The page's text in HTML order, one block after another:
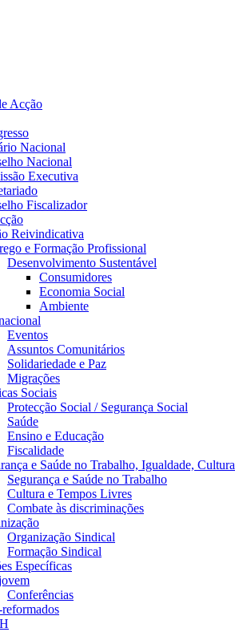
Acção
Nacional
Nacional
Executiva
Fiscalizador
Reivindicativa
e Formação Profissional
Desenvolvimento Sustentável
Consumidores
Economia Social
Ambiente
Eventos
Assuntos Comunitários
Solidariedade e Paz
Migrações
Sociais
Protecção Social / Segurança Social
Saúde
Ensino e Educação
Fiscalidade
e Saúde no Trabalho, Igualdade, Cultura
Segurança e Saúde no Trabalho
Cultura e Tempos Livres
Combate às discriminações
Organização Sindical
Formação Sindical
Específicas
Conferências